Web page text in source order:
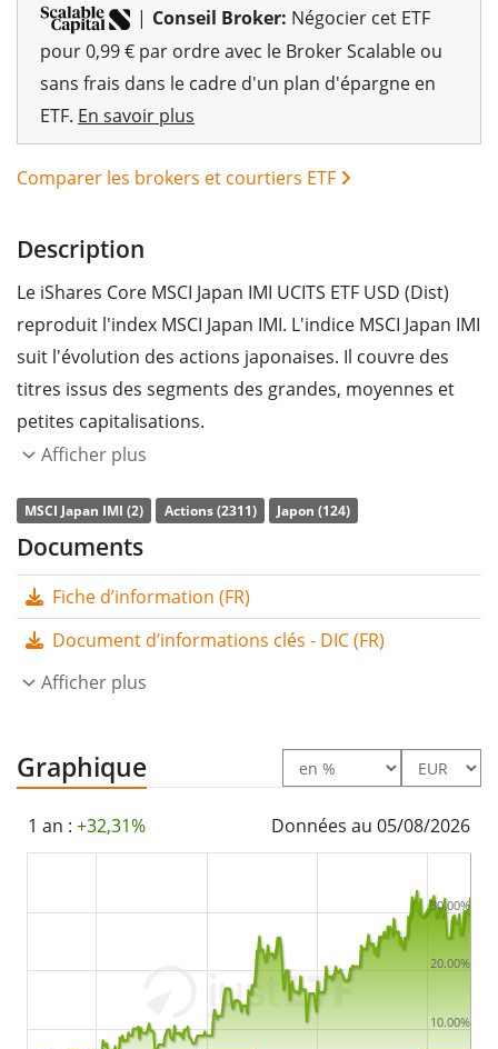
| Conseil Broker: Négocier cet ETF
pour 0,99 € par ordre avec le Broker Scalable ou
sans frais dans le cadre d'un plan d'épargne en
ETF. En savoir plus
Comparer les brokers et courtiers ETF
Description
Le iShares Core MSCI Japan IMI UCITS ETF USD (Dist)
reproduit l'index MSCI Japan IMI. L'indice MSCI Japan IMI
suit l'évolution des actions japonaises. Il couvre des
titres issus des segments des grandes, moyennes et
petites capitalisations.
ratio des frais totaux
p.a.. Le iShares Core MSCI Japan IMI UCITS ETF USD
(Dist) est l'ETF le moins cher qui suit l'indice MSCI Japan
jacent en achetant une sélection des composantes les
plus pertinentes de l’indice (technique
distribués aux investisseurs (une fois par semestre).
Le iShares Core MSCI Japan IMI UCITS ETF USD (Dist) est
un petit ETF avec des
actifs sous gestion à hauteur de
domicilié en Irlande
Afficher plus
MSCI Japan IMI (2) Actions (2311) Japon (124)
Documents
Fiche d’information (FR)
Document d’informations clés - DIC (FR)
Afficher plus
Graphique
1 an : +32,31% Données au 05/08/2026
10.00%
20.00%
30.00%